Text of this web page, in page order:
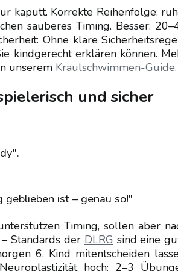
kaputt. Korrekte Reihenfolge:
sauberes Timing. Besser:
Ohne klare
kindgerecht erklären können.
unserem Kraulschwimmen-Guide.
und sicher
geblieben ist – genau so!"
Timing, sollen aber
Standards der DLRG sind eine
6. Kind mitentscheiden
hoch: 2–3